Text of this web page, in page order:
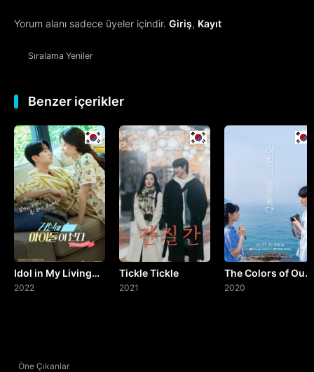
Yorum alanı sadece üyeler içindir. Giriş, Kayıt
Sıralama Yeniler
Benzer içerikler
Idol in My Living
Room
2022
Tickle Tickle
2021
The Colors of Our
Time
2020
Öne Çıkanlar